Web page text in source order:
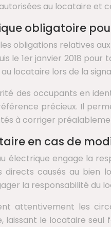
au locataire et
obligatoire
obligations relatives
le 1er janvier 2018
locataire lors de la
des occupants en
précieux. Il
à corriger
en cas de
électrique engage la
causés au bien
la responsabilité du
attentivement les
laissant le locataire